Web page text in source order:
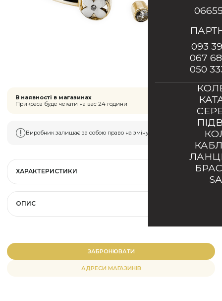
093
067
050
ХАРАКТЕРИСТИКИ
ОПИС
ЗАБРОНЮВАТИ
АДРЕСИ МАГАЗИНІВ
В наявності в магазинах
Прикраса буде чекати на вас 24 години
Виробник залишає за собою право на зміну типу застібки